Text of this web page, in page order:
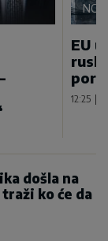
EU
12:25
došla na
ko će da